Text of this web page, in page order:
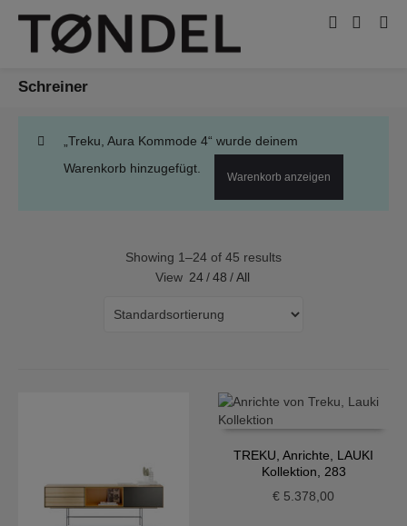
Schreiner
„Treku, Aura Kommode 4“ wurde deinem
Warenkorb hinzugefügt.
Warenkorb anzeigen
Showing 1–24 of 45 results
View 24 / 48 / All
TREKU, Anrichte, LAUKI
Kollektion, 283
€ 5.378,00